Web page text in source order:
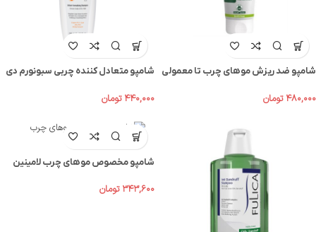
شامپو ضد ريزش موهاي چرب تا معمولی
۴۸۰,۰۰۰ تومان
شامپو متعادل کننده چربی سبونورم دی
۴۴۰,۰۰۰ تومان
شامپو مخصوص موهای چرب لامینین
۳۴۳,۶۰۰ تومان